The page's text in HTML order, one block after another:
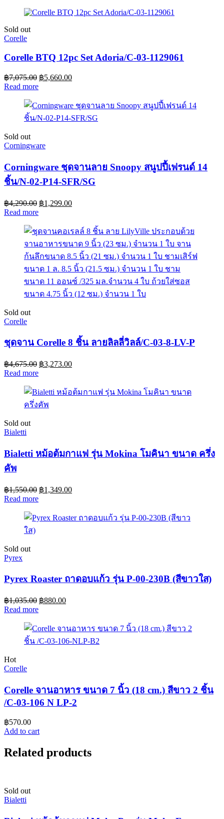
Sold out
Corelle
Corelle BTQ 12pc Set Adoria/C-03-1129061
฿7,075.00 ฿5,660.00
Read more
Sold out
Corningware
Corningware ชุดจานลาย Snoopy สนูปปี้เฟรนด์ 14
ชิ้น/N-02-P14-SFR/SG
฿4,290.00 ฿1,299.00
Read more
Sold out
Corelle
ชุดจาน Corelle 8 ชิ้น ลายลิลลี่วิลล์/C-03-8-LV-P
฿4,675.00 ฿3,273.00
Read more
Sold out
Bialetti
Bialetti หม้อต้มกาแฟ รุ่น Mokina โมคินา ขนาด ครึ่ง
คัพ
฿1,550.00 ฿1,349.00
Read more
Sold out
Pyrex
Pyrex Roaster ถาดอบแก้ว รุ่น P-00-230B (สีขาวใส)
฿1,035.00 ฿880.00
Read more
Hot
Corelle
Corelle จานอาหาร ขนาด 7 นิ้ว (18 cm.) สีขาว 2 ชิ้น
/C-03-106 N LP-2
฿570.00
Add to cart
Related products
Sold out
Bialetti